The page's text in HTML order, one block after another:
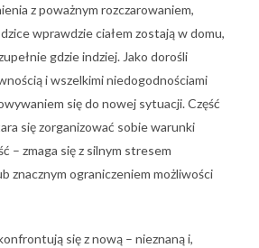
z poważnym rozczarowaniem,
wprawdzie ciałem zostają w domu,
gdzie indziej. Jako dorośli
i wszelkimi niedogodnościami
się do nowej sytuacji. Część
się zorganizować sobie warunki
– zmaga się z silnym stresem
znacznym ograniczeniem możliwości
się z nową – nieznaną i,